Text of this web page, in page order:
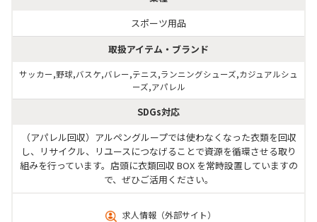
スポーツ用品
取扱アイテム・ブランド
サッカー,野球,バスケ,バレー,テニス,ランニングシューズ,カジュアルシュ
ーズ,アパレル
SDGs対応
（アパレル回収）アルペングループでは使わなくなった衣類を回収
し、リサイクル、リユースにつなげることで資源を循環させる取り
組みを行っています。店頭に衣類回収 BOX を常時設置していますの
求人情報（外部サイト）